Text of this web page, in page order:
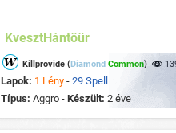
KvesztHántöür
Killprovide (Diamond Common)
Lapok: 1 Lény - 29 Spell
Típus: Aggro - Készült: 2 éve